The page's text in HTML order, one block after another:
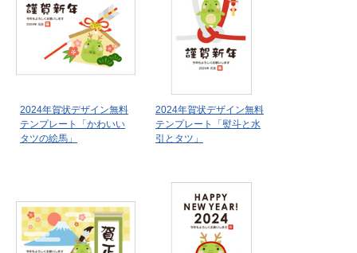
2024年賀状デザイン無料
テンプレート「かわいい
タツの絵馬」
2024年賀状デザイン無料
テンプレート「熨斗と水
引とタツ」